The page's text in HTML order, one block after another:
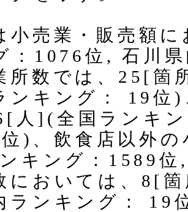
小売業・販売額
：1076位, 石川
所数では、25[箇
ンキング： 19位
人](全国ランキ
)、飲食店以外
キング：1589
においては、8[
ランキング： 19